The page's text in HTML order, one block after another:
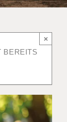
BEREITS
×